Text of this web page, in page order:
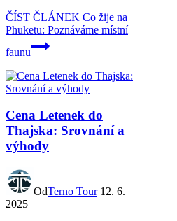
ČÍST ČLÁNEK Co žije na
Phuketu: Poznáváme místní
faunu
Cena Letenek do
Thajska: Srovnání a
výhody
OdTerno Tour 12. 6.
2025